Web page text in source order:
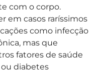
com o corpo.
em casos raríssimos
como infecção
mas que
fatores de saúde
diabetes